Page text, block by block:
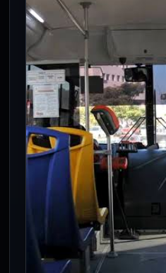
setlist y cómo
28 Jul 2026
Harry Styles ofrecerá
la CDMX del 31 de
Conoce horarios,…